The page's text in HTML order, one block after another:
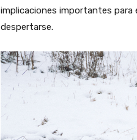
implicaciones importantes para
despertarse.